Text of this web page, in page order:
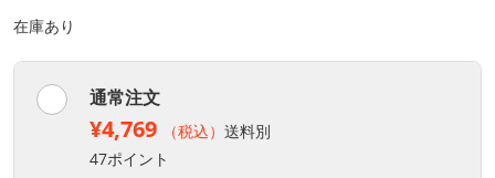
在庫あり
通常注文
¥4,769 （税込） 送料別
47ポイント